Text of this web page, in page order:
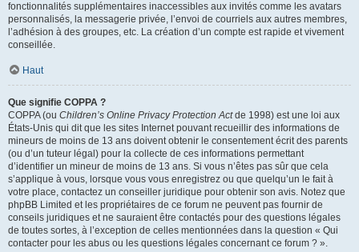
fonctionnalités supplémentaires inaccessibles aux invités comme les avatars
personnalisés, la messagerie privée, l’envoi de courriels aux autres membres,
l’adhésion à des groupes, etc. La création d’un compte est rapide et vivement
conseillée.
Haut
Que signifie COPPA ?
COPPA (ou Children’s Online Privacy Protection Actde 1998) est une loi aux
États-Unis qui dit que les sites Internet pouvant recueillir des informations de
mineurs de moins de 13 ans doivent obtenir le consentement écrit des parents
(ou d’un tuteur légal) pour la collecte de ces informations permettant
d’identifier un mineur de moins de 13 ans. Si vous n’êtes pas sûr que cela
s’applique à vous, lorsque vous vous enregistrez ou que quelqu’un le fait à
votre place, contactez un conseiller juridique pour obtenir son avis. Notez que
phpBB Limited et les propriétaires de ce forum ne peuvent pas fournir de
conseils juridiques et ne sauraient être contactés pour des questions légales
de toutes sortes, à l’exception de celles mentionnées dans la question « Qui
contacter pour les abus ou les questions légales concernant ce forum ? ».